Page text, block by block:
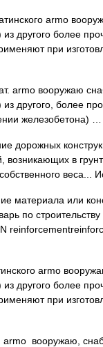
armo
другого более
при
armo вооружаю
другого, более
железобетона)
дорожных
в
собственного
материала или
по
armo
другого более
при
armo вооружаю,